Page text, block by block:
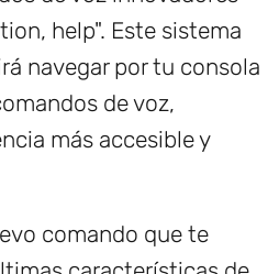
help". Este sistema
navegar por tu consola
de voz,
más accesible y
comando que te